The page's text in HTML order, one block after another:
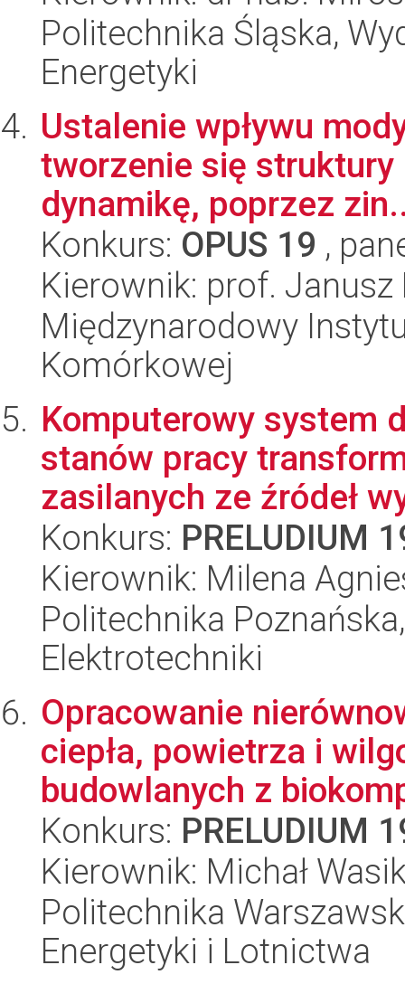
Politechnika Śląska,
Energetyki
Ustalenie wpływu
tworzenie się
dynamikę, poprzez
Konkurs: OPUS 19 ,
Kierownik: prof.
Międzynarodowy
Komórkowej
Komputerowy system
stanów pracy
zasilanych ze źródeł
Konkurs: PRELUDIUM
Kierownik: Milena
Politechnika
Elektrotechniki
Opracowanie
ciepła, powietrza i
budowlanych z
Konkurs: PRELUDIUM
Kierownik: Michał
Politechnika
Energetyki i Lotnictwa